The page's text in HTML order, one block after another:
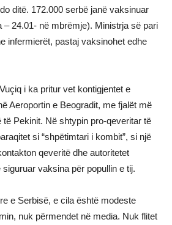
ditë. 172.000 serbë janë vaksinuar
– 24.01- në mbrëmje). Ministrja së pari
infermierët, pastaj vaksinohet edhe
i ka pritur vet kontigjentet e
Aeroportin e Beogradit, me fjalët më
të Pekinit. Në shtypin pro-qeveritar të
si “shpëtimtari i kombit”, si një
qeveritë dhe autoritetet
vaksina për popullin e tij.
e Serbisë, e cila është modeste
nuk përmendet në media. Nuk flitet